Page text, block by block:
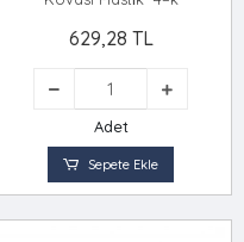
629,28 TL
Adet
Sepete Ekle